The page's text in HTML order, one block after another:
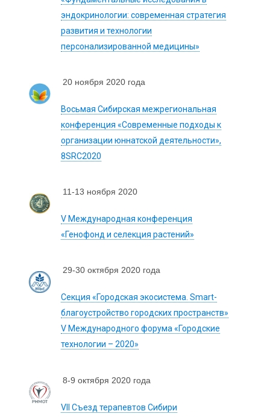
эндокринологии: современная стратегия
развития и технологии
персонализированной медицины»
20 ноября 2020 года
Восьмая Сибирская межрегиональная
конференция «Современные подходы к
организации юннатской деятельности»,
8SRC2020
11-13 ноября 2020
V Международная конференция
«Генофонд и селекция растений»
29-30 октября 2020 года
Секция «Городская экосистема. Smart-
благоустройство городских пространств»
V Международного форума «Городские
технологии – 2020»
8-9 октября 2020 года
VII Съезд терапевтов Сибири